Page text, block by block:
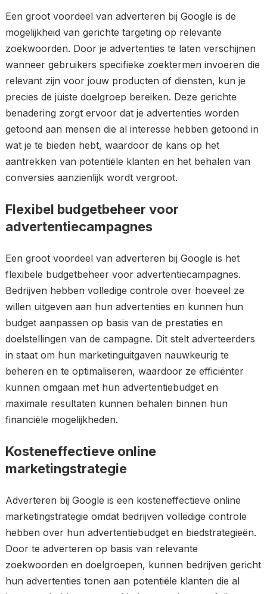
Een groot voordeel van adverteren bij Google is de
mogelijkheid van gerichte targeting op relevante
zoekwoorden. Door je advertenties te laten verschijnen
wanneer gebruikers specifieke zoektermen invoeren die
relevant zijn voor jouw producten of diensten, kun je
precies de juiste doelgroep bereiken. Deze gerichte
benadering zorgt ervoor dat je advertenties worden
getoond aan mensen die al interesse hebben getoond in
wat je te bieden hebt, waardoor de kans op het
aantrekken van potentiële klanten en het behalen van
conversies aanzienlijk wordt vergroot.
Flexibel budgetbeheer voor
advertentiecampagnes
Een groot voordeel van adverteren bij Google is het
flexibele budgetbeheer voor advertentiecampagnes.
Bedrijven hebben volledige controle over hoeveel ze
willen uitgeven aan hun advertenties en kunnen hun
budget aanpassen op basis van de prestaties en
doelstellingen van de campagne. Dit stelt adverteerders
in staat om hun marketinguitgaven nauwkeurig te
beheren en te optimaliseren, waardoor ze efficiënter
kunnen omgaan met hun advertentiebudget en
maximale resultaten kunnen behalen binnen hun
financiële mogelijkheden.
Kosteneffectieve online
marketingstrategie
Adverteren bij Google is een kosteneffectieve online
marketingstrategie omdat bedrijven volledige controle
hebben over hun advertentiebudget en biedstrategieën.
Door te adverteren op basis van relevante
zoekwoorden en doelgroepen, kunnen bedrijven gericht
hun advertenties tonen aan potentiële klanten die al